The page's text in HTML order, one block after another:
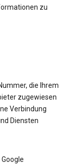
zu
die Ihrem
zugewiesen
Verbindung
Diensten